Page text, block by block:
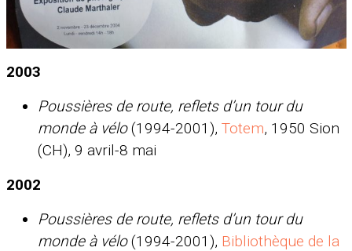
2003
Poussières de route, reflets d’un tour du
monde à vélo(1994-2001), Totem, 1950 Sion
(CH), 9 avril-8 mai
2002
Poussières de route, reflets d’un tour du
monde à vélo(1994-2001), Bibliothèque de la